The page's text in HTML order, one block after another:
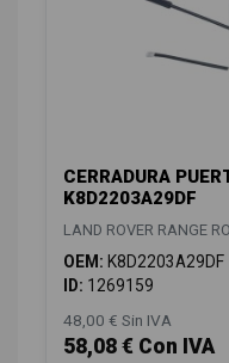
CERRADURA
K8D2203A29DF
LAND ROVER RANGE
OEM: K8D2203A29DF
ID: 1269159
48,00 € Sin IVA
58,08 € Con IVA